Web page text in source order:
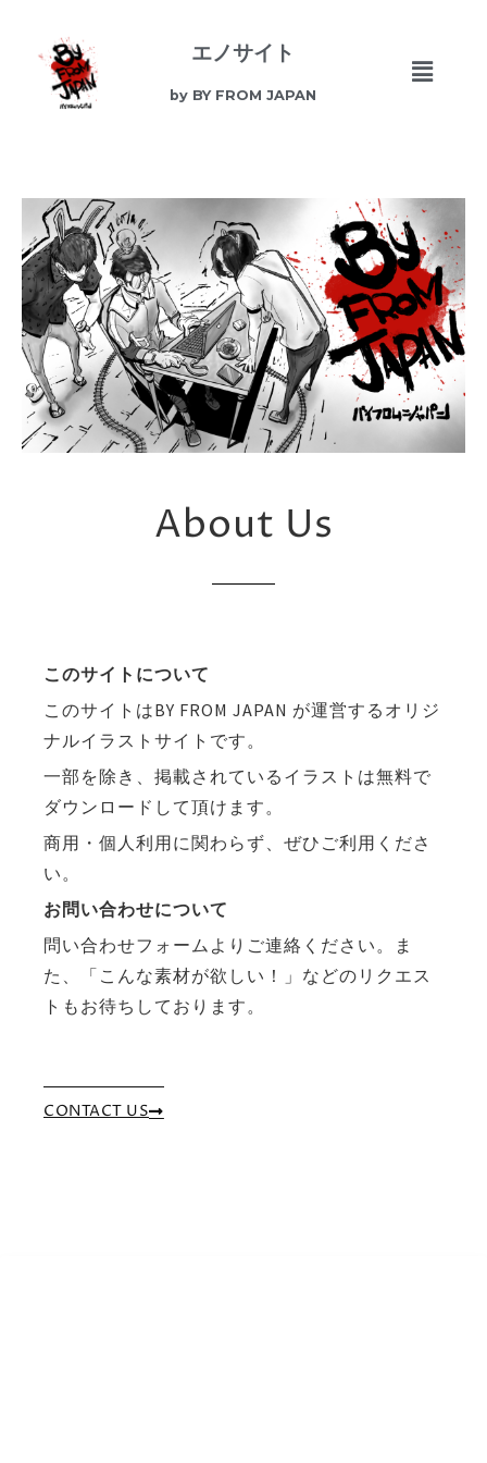
エノサイト
by BY FROM JAPAN
About Us
このサイトについて
このサイトはBY FROM JAPAN が運営するオリジ
ナルイラストサイトです。
一部を除き、掲載されているイラストは無料で
ダウンロードして頂けます。
商用・個人利用に関わらず、ぜひご利用くださ
い。
お問い合わせについて
問い合わせフォームよりご連絡ください。ま
た、「こんな素材が欲しい！」などのリクエス
トもお待ちしております。
CONTACT US